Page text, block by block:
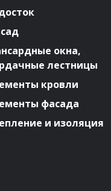
окна,
лестницы
кровли
фасада
и изоляция